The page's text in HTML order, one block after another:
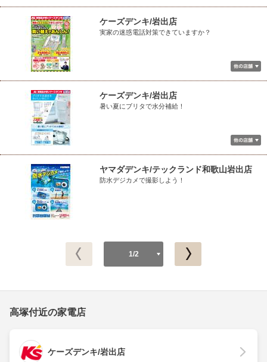
ケーズデンキ/岩出店
実家の迷惑電話対策できていますか？
ケーズデンキ/岩出店
暑い夏にブリタで水分補給！
ヤマダデンキ/テックランド和歌山岩出店
防水デジカメで撮影しよう！
1/2
高塚付近の家電店
ケーズデンキ/岩出店